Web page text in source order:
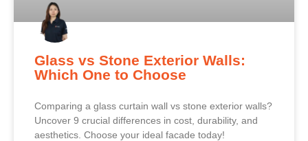
Glass vs Stone Exterior Walls:
Which One to Choose
Comparing a glass curtain wall vs stone exterior walls?
Uncover 9 crucial differences in cost, durability, and
aesthetics. Choose your ideal facade today!